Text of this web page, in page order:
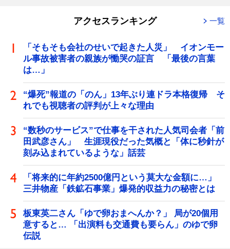
アクセスランキング 一覧
「そもそも会社のせいで起きた人災」 イオンモー
ル事故被害者の親族が慟哭の証言 「最後の言葉
は…」
“爆死”報道の「のん」13年ぶり連ドラ本格復帰 そ
れでも視聴者の評判が上々な理由
“数秒のサービス”で仕事を干された人気司会者「前
田武彦さん」 生涯現役だった気概と「体に秒針が
刻み込まれているような」話芸
「将来的に年約2500億円という莫大な金額に…」
三井物産「鉄鉱石事業」爆発的収益力の秘密とは
板東英二さん「ゆで卵おまへんか？」 局が20個用
意すると… 「出演料も交通費も要らん」のゆで卵
伝説